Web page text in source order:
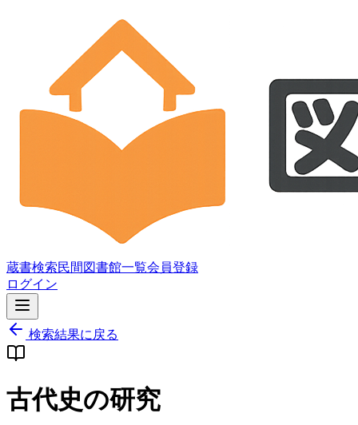
蔵書検索民間図書館一覧会員登録
ログイン
検索結果に戻る
古代史の研究